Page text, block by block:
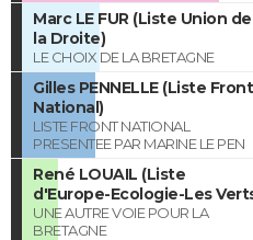
Marc LE FUR (Liste Union de
la Droite)
LE CHOIX DE LA BRETAGNE
Gilles PENNELLE (Liste Front
National)
LISTE FRONT NATIONAL
PRESENTEE PAR MARINE LE PEN
René LOUAIL (Liste
d'Europe-Ecologie-Les
UNE AUTRE VOIE POUR LA
BRETAGNE